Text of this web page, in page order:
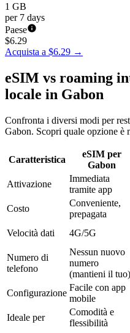
1 GB
per 7 days
Paese
$6.29
Acquista a $6.29 →
eSIM vs roaming
locale in Gabon
Confronta i diversi modi per
Gabon. Scopri quale opzione è
Caratteristica
eSIM per
Gabon
Attivazione
Immediata
tramite app
Costo
Conveniente,
prepagata
Velocità dati
4G/5G
Numero di
telefono
Nessun nuovo
numero
(mantieni il tuo)
Configurazione
Facile con app
mobile
Ideale per
Comodità e
flessibilità